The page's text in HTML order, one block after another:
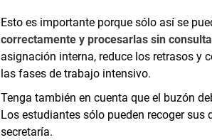
Esto es importante porque sólo así se
correctamente y procesarlas sin
asignación interna, reduce los retrasos y
las fases de trabajo intensivo.
Tenga también en cuenta que el buzón
Los estudiantes sólo pueden recoger
secretaría.